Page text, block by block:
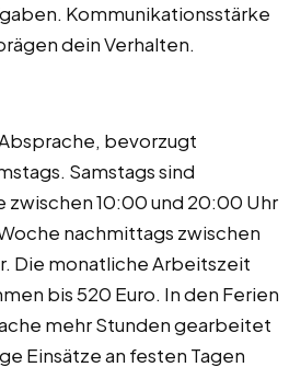
Kommunikationsstärke
dein Verhalten.
bevorzugt
Samstags sind
zwischen 10:00 und 20:00 Uhr
nachmittags zwischen
Die monatliche Arbeitszeit
bis 520 Euro. In den Ferien
mehr Stunden gearbeitet
Einsätze an festen Tagen